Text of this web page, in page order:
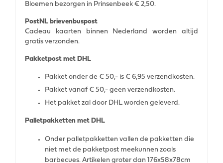
Bloemen bezorgen in Prinsenbeek € 2,50.
PostNL brievenbuspost
Cadeau kaarten binnen Nederland worden altijd
gratis verzonden.
Pakketpost met DHL
Pakket onder de € 50,- is € 6,95 verzendkosten.
Pakket vanaf € 50,- geen verzendkosten.
Het pakket zal door DHL worden geleverd.
Palletpakketten met DHL
Onder palletpakketten vallen de pakketten die
niet met de pakketpost meekunnen zoals
barbecues. Artikelen groter dan 176x58x78cm